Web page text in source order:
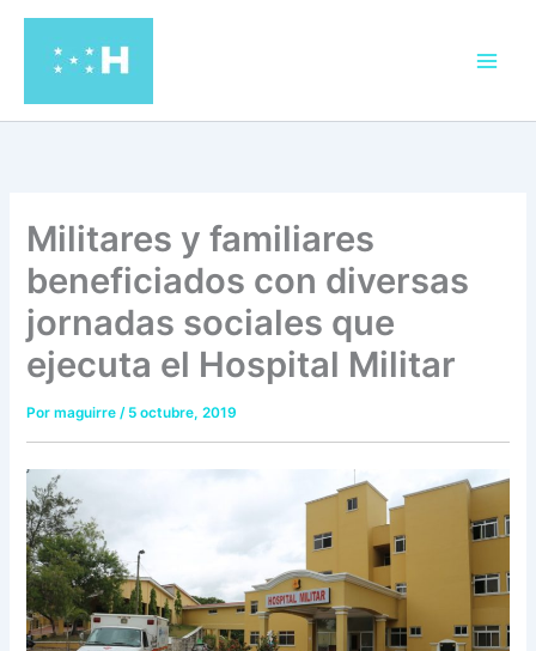
contenido
Militares y familiares
beneficiados con diversas
jornadas sociales que
ejecuta el Hospital Militar
Pormaguirre/ 5 octubre, 2019